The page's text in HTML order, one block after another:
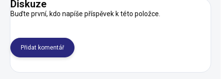
Diskuze
Buďte první, kdo napíše příspěvek k této položce.
Přidat komentář